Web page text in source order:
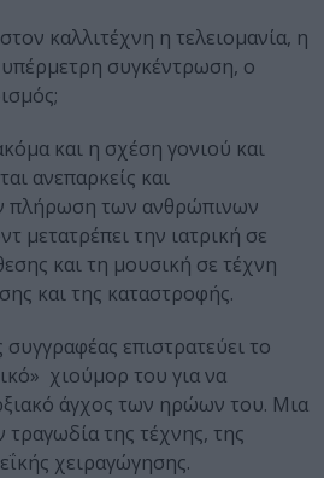
καλλιτέχνη η τελειομανία, η
υπέρμετρη συγκέντρωση, ο
και η σχέση γονιού και
ανεπαρκείς και
πλήρωση των ανθρώπινων
μετατρέπει την ιατρική σε
και τη μουσική σε τέχνη
και της καταστροφής.
επιστρατεύει το
χιούμορ του για να
άγχος των ηρώων του. Μια
τραγωδία της τέχνης, της
χειραγώγησης.